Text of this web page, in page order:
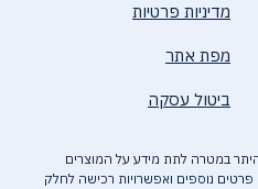
מדיניות פרטיות
מפת אתר
ביטול עסקה
במטרה לתת מידע על המוצרים
נוספים ואפשרויות רכישה לחלק